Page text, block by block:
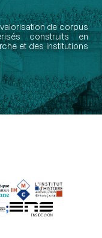
de corpus
construits en
et des institutions